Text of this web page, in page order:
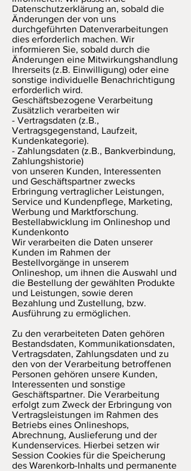
Datenschutzerklärung an, sobald die
Änderungen der von uns
durchgeführten Datenverarbeitungen
dies erforderlich machen. Wir
informieren Sie, sobald durch die
Änderungen eine Mitwirkungshandlung
Ihrerseits (z.B. Einwilligung) oder eine
sonstige individuelle Benachrichtigung
erforderlich wird.
Geschäftsbezogene Verarbeitung
Zusätzlich verarbeiten wir
- Vertragsdaten (z.B.,
Vertragsgegenstand, Laufzeit,
Kundenkategorie).
- Zahlungsdaten (z.B., Bankverbindung,
Zahlungshistorie)
von unseren Kunden, Interessenten
und Geschäftspartner zwecks
Erbringung vertraglicher Leistungen,
Service und Kundenpflege, Marketing,
Werbung und Marktforschung.
Bestellabwicklung im Onlineshop und
Kundenkonto
Wir verarbeiten die Daten unserer
Kunden im Rahmen der
Bestellvorgänge in unserem
Onlineshop, um ihnen die Auswahl und
die Bestellung der gewählten Produkte
und Leistungen, sowie deren
Bezahlung und Zustellung, bzw.
Ausführung zu ermöglichen.
Zu den verarbeiteten Daten gehören
Bestandsdaten, Kommunikationsdaten,
Vertragsdaten, Zahlungsdaten und zu
den von der Verarbeitung betroffenen
Personen gehören unsere Kunden,
Interessenten und sonstige
Geschäftspartner. Die Verarbeitung
erfolgt zum Zweck der Erbringung von
Vertragsleistungen im Rahmen des
Betriebs eines Onlineshops,
Abrechnung, Auslieferung und der
Kundenservices. Hierbei setzen wir
Session Cookies für die Speicherung
des Warenkorb-Inhalts und permanente